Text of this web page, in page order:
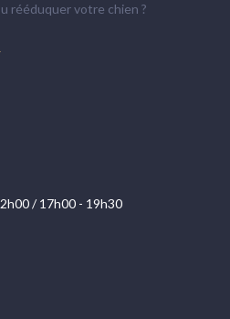
rééduquer votre chien ?
/ 17h00 - 19h30